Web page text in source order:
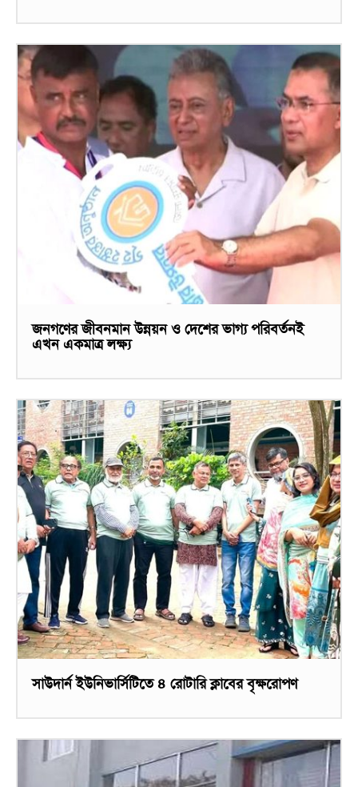
জনগণের জীবনমান উন্নয়ন ও দেশের ভাগ্য পরিবর্তনই
এখন একমাত্র লক্ষ্য
সাউদার্ন ইউনিভার্সিটিতে ৪ রোটারি ক্লাবের বৃক্ষরোপণ